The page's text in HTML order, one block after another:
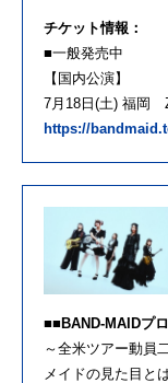
チケット情報：
■一般発売中
【国内公演】
7月18日(土) 福岡
https://
■■BAND-MAIDプ
～全米ツアー動員
メイドの見た目と